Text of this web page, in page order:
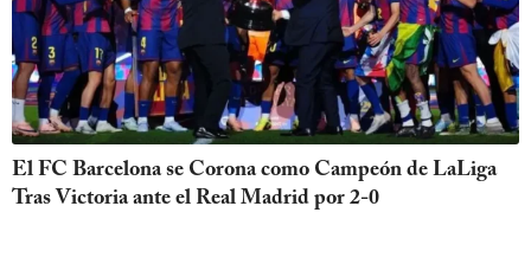
El FC Barcelona se Corona como Campeón de LaLiga
Tras Victoria ante el Real Madrid por 2-0